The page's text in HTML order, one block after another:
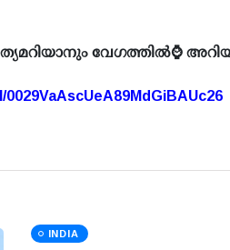
വേഗത്തിൽ⌚
INDIA